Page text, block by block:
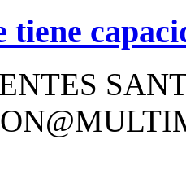
tiene